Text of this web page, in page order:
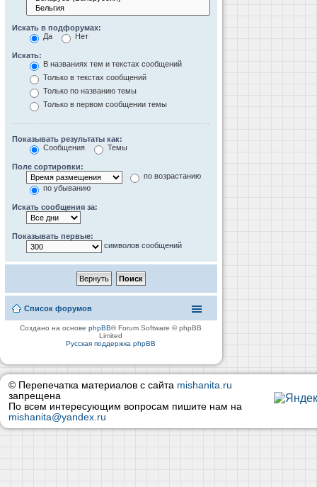
Искать в подфорумах:
Да
Нет
Искать:
В названиях тем и текстах сообщений
Только в текстах сообщений
Только по названию темы
Только в первом сообщении темы
Показывать результаты как:
Сообщения
Темы
Поле сортировки:
по возрастанию
по убыванию
Искать сообщения за:
Показывать первые:
символов сообщений
Список форумов
Создано на основеphpBB® Forum Software © phpBB
Limited
Русская поддержка phpBB
© Перепечатка материалов с сайта mishanita.ru
запрещена
По всем интересующим вопросам пишите нам на
mishanita@yandex.ru